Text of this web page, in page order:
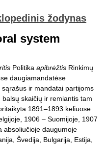
žodynas
system
Politika apibrėžtis Rinkimų
daugiamandatėse
ir mandatai partijoms
skaičių ir remiantis tam
1891–1893 keliuose
1906 – Suomijoje, 1907
absoliučioje daugumoje
Švedija, Bulgarija, Estija,